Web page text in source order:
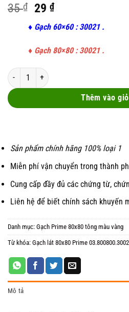
35₫
Original
price
was:
35 ₫.
29₫Current
price
is:
29 ₫.
♦ Gạch 60×60 : 30021 .
♦ Gạch 80×80 : 30021.
Gạch lát 80x80 Prime 03.800800.30021 số
Thêm vào
Sản phẩm chính hãng 100% loại 1
Miễn phí vận chuyển trong thành
Cung cấp đầy đủ các chứng từ,
Liên hệ để biết chính sách khuyến
Danh mục: Gạch Prime 80x80 tông màu vàng
Từ khóa: Gạch lát 80x80 Prime
Mô tả